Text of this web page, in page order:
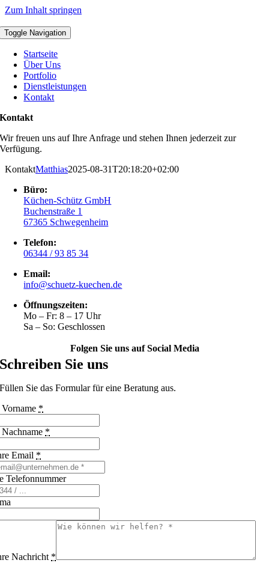
Zum Inhalt springen
Toggle Navigation
Startseite
Über Uns
Portfolio
Dienstleistungen
Kontakt
Kontakt
Wir freuen uns auf Ihre Anfrage und stehen Ihnen jederzeit zur
Verfügung.
KontaktMatthias2025-08-31T20:18:20+02:00
Büro:
Küchen-Schütz GmbH
Buchenstraße 1
67365 Schwegenheim
Telefon:
06344 / 93 85 34
Email:
info@schuetz-kuechen.de
Öffnungszeiten:
Mo – Fr: 8 – 17 Uhr
Sa – So: Geschlossen
Folgen Sie uns auf Social Media
Schreiben Sie uns
Füllen Sie das Formular für eine Beratung aus.
*
*
Email *
Telefonnummer
Nachricht *